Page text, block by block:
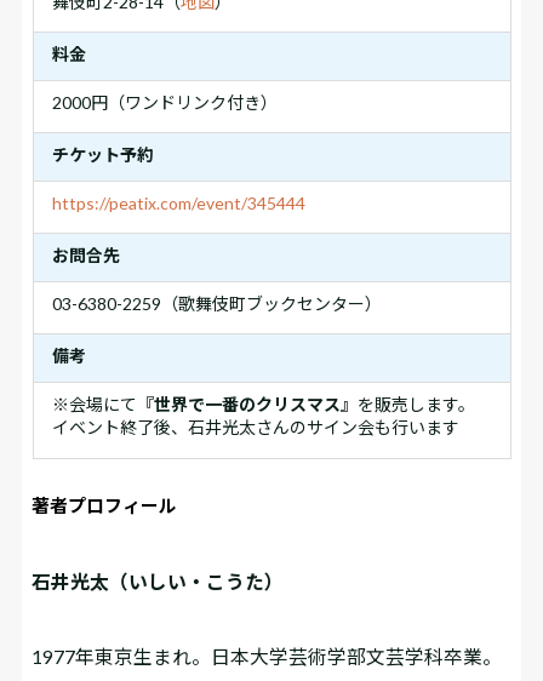
料金
2000円（ワンドリンク付き）
チケット予約
https://peatix.com/event/345444
お問合先
03-6380-2259（歌舞伎町ブックセンター）
備考
※会場にて 『世界で一番のクリスマス』 を販売します。
イベント終了後、石井光太さんのサイン会も行います
著者プロフィール
石井光太（いしい・こうた）
1977年東京生まれ。日本大学芸術学部文芸学科卒業。